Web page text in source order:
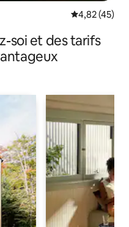
Évaluation
4,82 (45)
soi et des tarifs